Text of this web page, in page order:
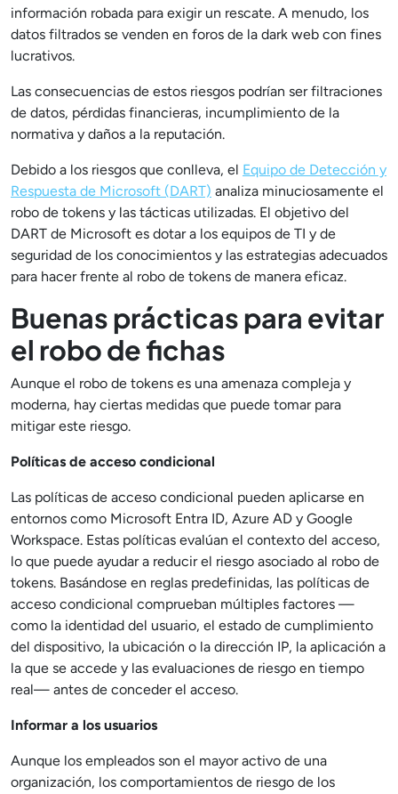
información robada para exigir un rescate. A menudo, los
datos filtrados se venden en foros de la dark web con fines
lucrativos.
Las consecuencias de estos riesgos podrían ser filtraciones
de datos, pérdidas financieras, incumplimiento de la
normativa y daños a la reputación.
Debido a los riesgos que conlleva, el Equipo de Detección y
Respuesta de Microsoft (DART) analiza minuciosamente el
robo de tokens y las tácticas utilizadas. El objetivo del
DART de Microsoft es dotar a los equipos de TI y de
seguridad de los conocimientos y las estrategias adecuados
para hacer frente al robo de tokens de manera eficaz.
Buenas prácticas para evitar
el robo de fichas
Aunque el robo de tokens es una amenaza compleja y
moderna, hay ciertas medidas que puede tomar para
mitigar este riesgo.
Políticas de acceso condicional
Las políticas de acceso condicional pueden aplicarse en
entornos como Microsoft Entra ID, Azure AD y Google
Workspace. Estas políticas evalúan el contexto del acceso,
lo que puede ayudar a reducir el riesgo asociado al robo de
tokens. Basándose en reglas predefinidas, las políticas de
acceso condicional comprueban múltiples factores —
como la identidad del usuario, el estado de cumplimiento
del dispositivo, la ubicación o la dirección IP, la aplicación a
la que se accede y las evaluaciones de riesgo en tiempo
real— antes de conceder el acceso.
Informar a los usuarios
Aunque los empleados son el mayor activo de una
organización, los comportamientos de riesgo de los